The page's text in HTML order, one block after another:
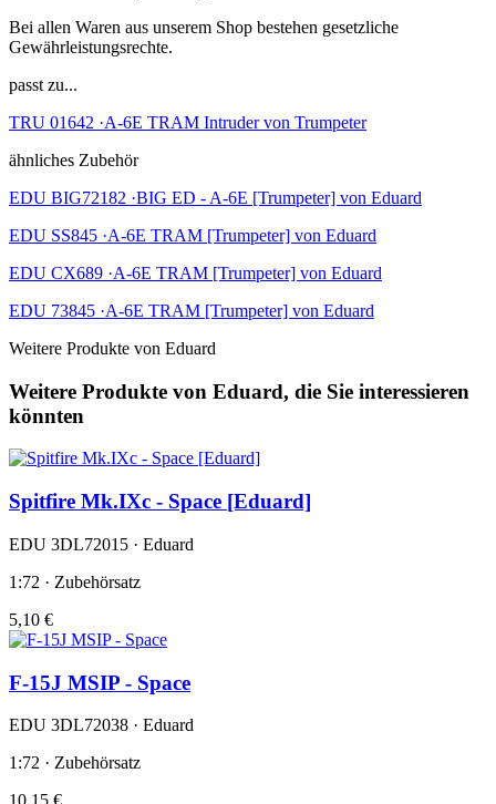
Bei allen Waren aus unserem Shop bestehen gesetzliche
Gewährleistungsrechte.
passt zu...
TRU 01642 ·A-6E TRAM Intruder von Trumpeter
ähnliches Zubehör
EDU BIG72182 ·BIG ED - A-6E [Trumpeter] von Eduard
EDU SS845 ·A-6E TRAM [Trumpeter] von Eduard
EDU CX689 ·A-6E TRAM [Trumpeter] von Eduard
EDU 73845 ·A-6E TRAM [Trumpeter] von Eduard
Weitere Produkte von Eduard
Weitere Produkte von Eduard, die Sie interessieren
könnten
Spitfire Mk.IXc - Space [Eduard]
EDU 3DL72015 · Eduard
1:72 · Zubehörsatz
5,10 €
F-15J MSIP - Space
EDU 3DL72038 · Eduard
1:72 · Zubehörsatz